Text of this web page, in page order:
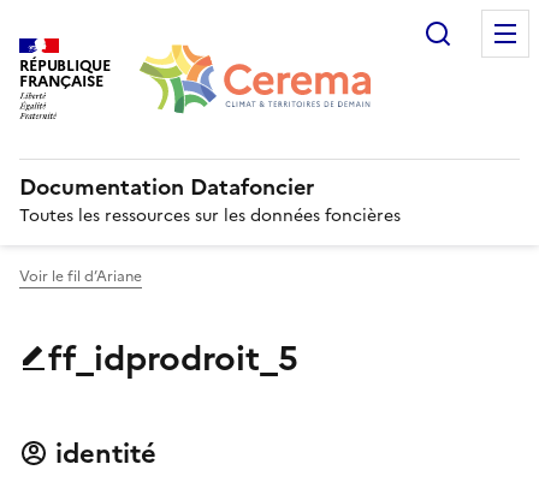
RÉPUBLIQUE
FRANÇAISE
Documentation Datafoncier
Toutes les ressources sur les données foncières
Voir le fil d’Ariane
ff_idprodroit_5
identité